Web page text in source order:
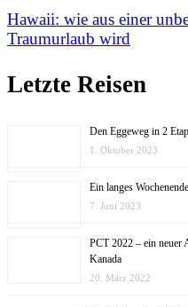
Hawaii: wie aus einer
Traumurlaub wird
Letzte Reisen
Den Eggeweg in 2
1. Oktober 2023
Ein langes
7. Juni 2023
PCT 2022 – ein neuer
Kanada
20. März 2022